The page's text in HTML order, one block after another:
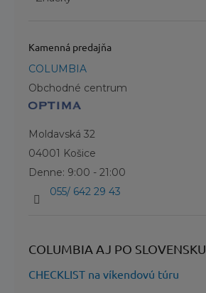
Kamenná predajňa
COLUMBIA
Obchodné centrum
Moldavská 32
04001 Košice
Denne: 9:00 - 21:00
055/ 642 29 43
COLUMBIA AJ PO SLOVENSKU
CHECKLIST na víkendovú túru